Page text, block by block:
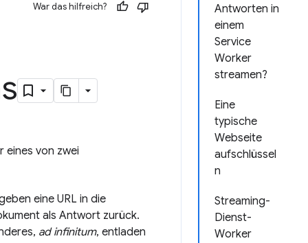
Antworten in
einem
Service
Worker
streamen?
Eine
typische
Webseite
aufschlüssel
n
Streaming-
Dienst-
Worker
War das hilfreich?
eines von zwei
eine URL in die
als Antwort zurück.
ad infinitum, entladen